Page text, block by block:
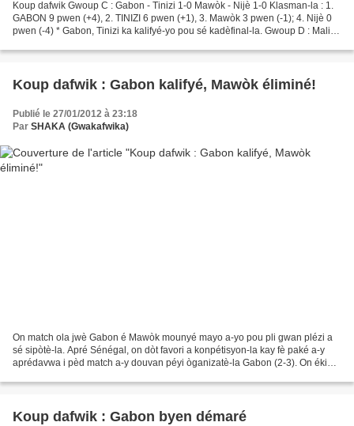
Koup dafwik Gwoup C : Gabon - Tinizi 1-0 Mawòk - Nijè 1-0 Klasman-la : 1.
GABON 9 pwen (+4), 2. TINIZI 6 pwen (+1), 3. Mawòk 3 pwen (-1); 4. Nijè 0
pwen (-4) * Gabon, Tinizi ka kalifyé-yo pou sé kadèfinal-la. Gwoup D : Mali -
Koup dafwik : Gabon kalifyé, Mawòk éliminé!
Publié le 27/01/2012 à 23:18
Par SHAKA (Gwakafwika)
On match ola jwè Gabon é Mawòk mounyé mayo a-yo pou pli gwan plézi a
sé sipòtè-la. Apré Sénégal, on dòt favori a konpétisyon-la kay fè paké a-y
aprédavwa i pèd match a-y douvan péyi òganizatè-la Gabon (2-3). On ékip
Koup dafwik : Gabon byen démaré